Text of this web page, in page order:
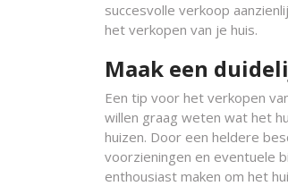
succesvolle verkoop
het verkopen van je huis.
Maak een
Een tip voor het verkopen
willen graag weten wat het
huizen. Door een heldere
voorzieningen en eventuele
enthousiast maken om het